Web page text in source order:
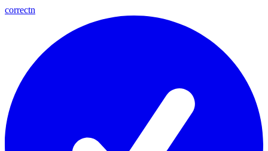
correctn